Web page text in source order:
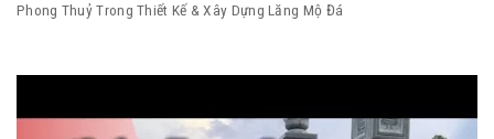
Phong Thuỷ Trong Thiết Kế & Xây Dựng Lăng Mộ Đá